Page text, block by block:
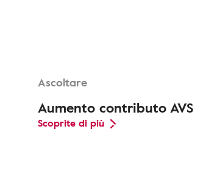
Ascoltare
Aumento contributo AVS
Scoprite di più